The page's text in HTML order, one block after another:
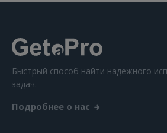
Быстрый способ найти надежного
задач.
Подробнее о нас